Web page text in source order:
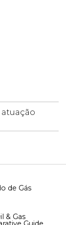
atuação
de Gás
& Gas